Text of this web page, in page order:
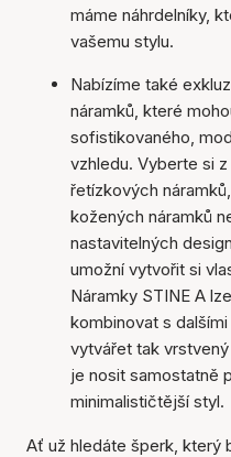
máme náhrdelníky,
vašemu stylu.
Nabízíme také
náramků, které
sofistikovaného,
vzhledu. Vyberte si
řetízkových
kožených náramků
nastavitelných
umožní vytvořit si
Náramky STINE A
kombinovat s
vytvářet tak
je nosit samostatně
minimalističtější styl.
Ať už hledáte šperk, který